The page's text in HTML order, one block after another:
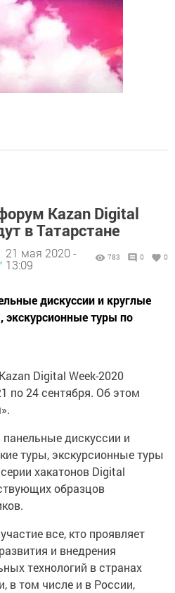
Kazan Digital
в Татарстане
21 мая 2020 -
13:09
783 0 0
дискуссии и круглые
экскурсионные туры по
Digital Week-2020
по 24 сентября. Об этом
дискуссии и
туры, экскурсионные туры
хакатонов Digital
образцов
все, кто проявляет
и внедрения
технологий в странах
в том числе и в России,